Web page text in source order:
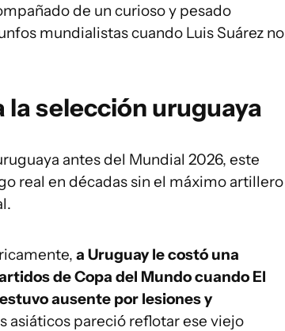
de un curioso y pesado
mundialistas cuando Luis Suárez no
la selección uruguaya
antes del Mundial 2026, este
real en décadas sin el máximo artillero
a Uruguay le costó una
de Copa del Mundo cuando El
ausente por lesiones y
asiáticos pareció reflotar ese viejo